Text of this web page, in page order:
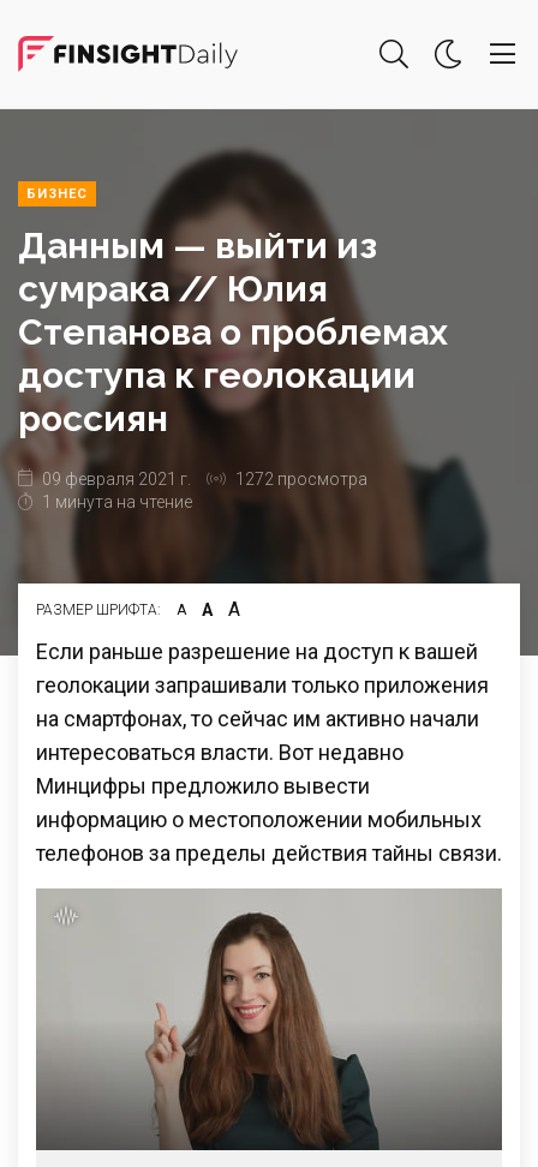
БИЗНЕС
Данным — выйти из
сумрака // Юлия
Степанова о проблемах
доступа к геолокации
россиян
09 февраля 2021 г.
1272 просмотра
1 минута на чтение
РАЗМЕР ШРИФТА: А А А
Если раньше разрешение на доступ к вашей
геолокации запрашивали только приложения
на смартфонах, то сейчас им активно начали
интересоваться власти. Вот недавно
Минцифры предложило вывести
информацию о местоположении мобильных
телефонов за пределы действия тайны связи.